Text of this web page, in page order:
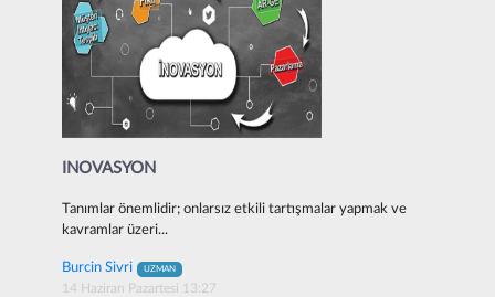
INOVASYON
Tanımlar önemlidir; onlarsız etkili tartışmalar yapmak ve
kavramlar üzeri...
Burcin Sivri UZMAN
14 Haziran Pazartesi 13:27